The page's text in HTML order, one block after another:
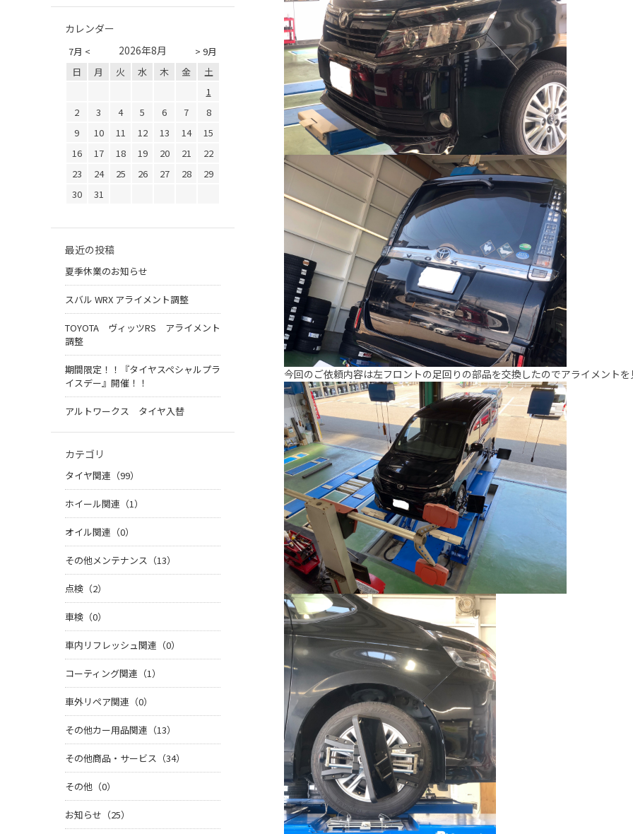
今回のご依頼内容は左フロントの足回りの部品を交換したのでアライメント
カレンダー
7月 < > 9月
2026年8月
日 月 火 水 木 金
土
1
2
3 4 5 6 7
8
9
10 11 12 13 14
15
16
17 18 19 20 21
22
23
24 25 26 27 28
29
30
31
最近の投稿
夏季休業のお知らせ
スバル WRX アライメント調整
TOYOTA ヴィッツRS アライメント
調整
期間限定！！『タイヤスペシャルプラ
イスデー』開催！！
アルトワークス タイヤ入替
カテゴリ
タイヤ関連（99）
ホイール関連（1）
オイル関連（0）
その他メンテナンス（13）
点検（2）
車検（0）
車内リフレッシュ関連（0）
コーティング関連（1）
車外リペア関連（0）
その他カー用品関連（13）
その他商品・サービス（34）
その他（0）
お知らせ（25）